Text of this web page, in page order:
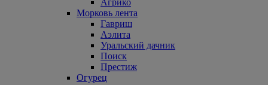
Агрико
Морковь лента
Гавриш
Аэлита
Уральский дачник
Поиск
Престиж
Огурец